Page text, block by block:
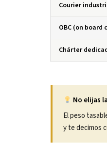
Courier
OBC (on board
Chárter
No elijas
El peso
y te decimos